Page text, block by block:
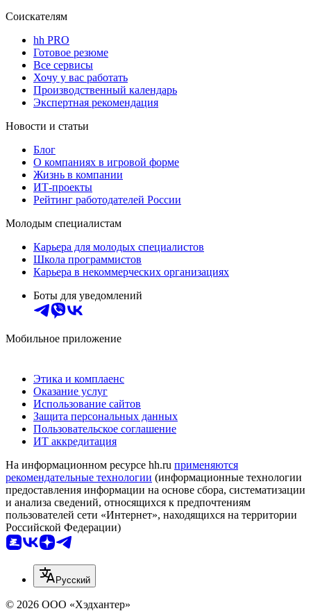
Соискателям
hh PRO
Готовое резюме
Все сервисы
Хочу у вас работать
Производственный календарь
Экспертная рекомендация
Новости и статьи
Блог
О компаниях в игровой форме
Жизнь в компании
ИТ-проекты
Рейтинг работодателей России
Молодым специалистам
Карьера для молодых специалистов
Школа программистов
Карьера в некоммерческих организациях
Боты для уведомлений
Мобильное приложение
Этика и комплаенс
Оказание услуг
Использование сайтов
Защита персональных данных
Пользовательское соглашение
ИТ аккредитация
На информационном ресурсе hh.ru применяются
рекомендательные технологии (информационные технологии
предоставления информации на основе сбора, систематизации
и анализа сведений, относящихся к предпочтениям
пользователей сети «Интернет», находящихся на территории
Российской Федерации)
Русский
© 2026 ООО «Хэдхантер»